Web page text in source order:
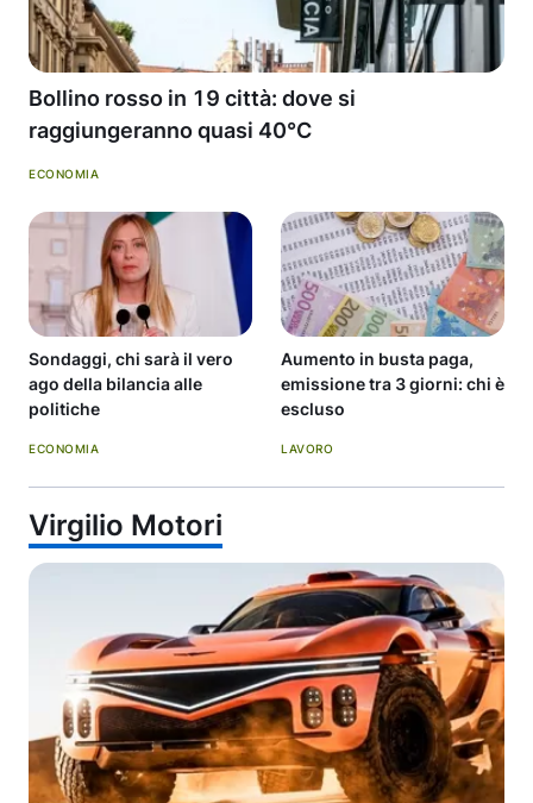
Bollino rosso in 19 città: dove si
raggiungeranno quasi 40°C
ECONOMIA
Sondaggi, chi sarà il vero
ago della bilancia alle
politiche
ECONOMIA
Aumento in busta paga,
emissione tra 3 giorni: chi è
escluso
LAVORO
Virgilio Motori